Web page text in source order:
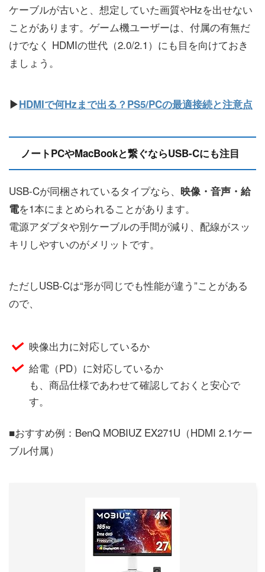
ケーブルが古いと、想定していた画質やHzを出せない
ことがあります。ゲーム機ユーザーは、付属の有無だ
けでなく HDMIの世代（2.0/2.1）にも目を向けておき
ましょう。
▶HDMIで何Hzまで出る？PS5/PCの最適接続と注意点
ノートPCやMacBookと繋ぐならUSB-Cにも注目
USB-Cが同梱されているタイプなら、 映像・音声・給
電を1本にまとめられることがあります。
電源アダプタや別ケーブルの手間が減り、配線がスッ
キリしやすいのがメリットです。
ただしUSB-Cは“形が同じでも性能が違う”ことがある
ので、
映像出力に対応しているか
給電（PD）に対応しているか
も、商品仕様であわせて確認しておくと安心で
す。
■おすすめ例：BenQ MOBIUZ EX271U（HDMI 2.1ケー
ブル付属）